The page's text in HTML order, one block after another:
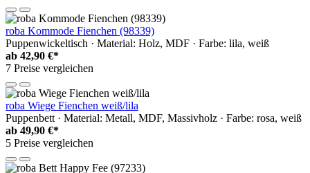
roba Kommode Fienchen (98339)
Puppenwickeltisch · Material: Holz, MDF · Farbe: lila, weiß
ab 42,90 €*
7 Preise vergleichen
roba Wiege Fienchen weiß/lila
Puppenbett · Material: Metall, MDF, Massivholz · Farbe: rosa, weiß
ab 49,90 €*
5 Preise vergleichen